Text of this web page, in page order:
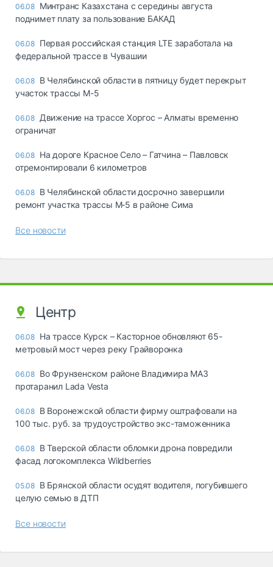
06.08 Минтранс Казахстана с середины августа
поднимет плату за пользование БАКАД
06.08 Первая российская станция LTE заработала на
федеральной трассе в Чувашии
06.08 В Челябинской области в пятницу будет перекрыт
участок трассы М-5
06.08 Движение на трассе Хоргос – Алматы временно
ограничат
06.08 На дороге Красное Село – Гатчина – Павловск
отремонтировали 6 километров
06.08 В Челябинской области досрочно завершили
ремонт участка трассы М‑5 в районе Сима
Все новости
Центр
06.08 На трассе Курск – Касторное обновляют 65-
метровый мост через реку Грайворонка
06.08 Во Фрунзенском районе Владимира МАЗ
протаранил Lada Vesta
06.08 В Воронежской области фирму оштрафовали на
100 тыс. руб. за трудоустройство экс-таможенника
06.08 В Тверской области обломки дрона повредили
фасад логокомплекса Wildberries
05.08 В Брянской области осудят водителя, погубившего
целую семью в ДТП
Все новости